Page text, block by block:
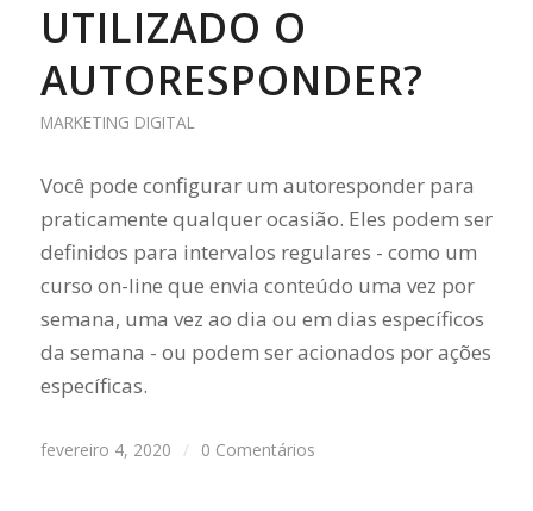
UTILIZADO O
AUTORESPONDER?
MARKETING DIGITAL
Você pode configurar um autoresponder para
praticamente qualquer ocasião. Eles podem ser
definidos para intervalos regulares - como um
curso on-line que envia conteúdo uma vez por
semana, uma vez ao dia ou em dias específicos
da semana - ou podem ser acionados por ações
específicas.
fevereiro 4, 2020 / 0 Comentários